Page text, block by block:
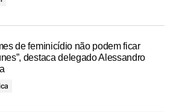
de feminicídio não podem ficar
destaca delegado Alessandro